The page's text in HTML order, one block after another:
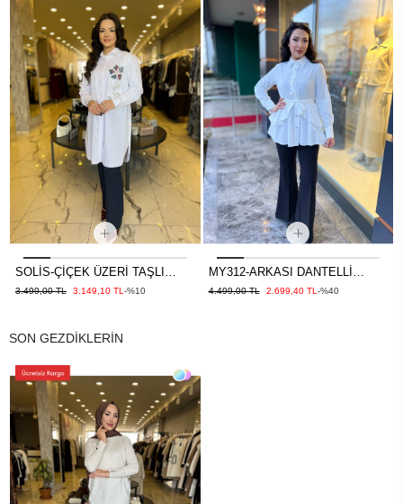
SOLİS-ÇİÇEK ÜZERİ TAŞLI
TUNİK BEYAZ
3.499,00 TL 3.149,10 TL -%10
MY312-ARKASI DANTELLİ
TUNİK EKRU
4.499,00 TL 2.699,40 TL -%40
SON GEZDİKLERİN